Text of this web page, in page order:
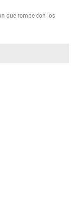
que rompe con los